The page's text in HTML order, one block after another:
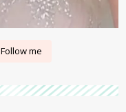
Follow me